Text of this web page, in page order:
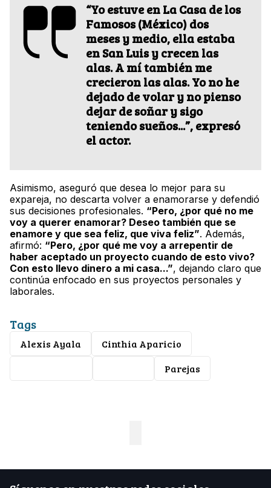
“Yo estuve en La Casa de los
Famosos (México) dos
meses y medio, ella estaba
en San Luis y crecen las
alas. A mí también me
crecieron las alas. Yo no he
dejado de volar y no pienso
dejar de soñar y sigo
teniendo sueños...”, expresó
el actor.
Asimismo, aseguró que desea lo mejor para su
expareja, no descarta volver a enamorarse y defendió
sus decisiones profesionales. “Pero, ¿por qué no me
voy a querer enamorar? Deseo también que se
enamore y que sea feliz, que viva feliz”. Además,
afirmó: “Pero, ¿por qué me voy a arrepentir de
haber aceptado un proyecto cuando de esto vivo?
Con esto llevo dinero a mi casa...”, dejando claro que
continúa enfocado en sus proyectos personales y
laborales.
Tags
Alexis Ayala
Cinthia Aparicio
Parejas